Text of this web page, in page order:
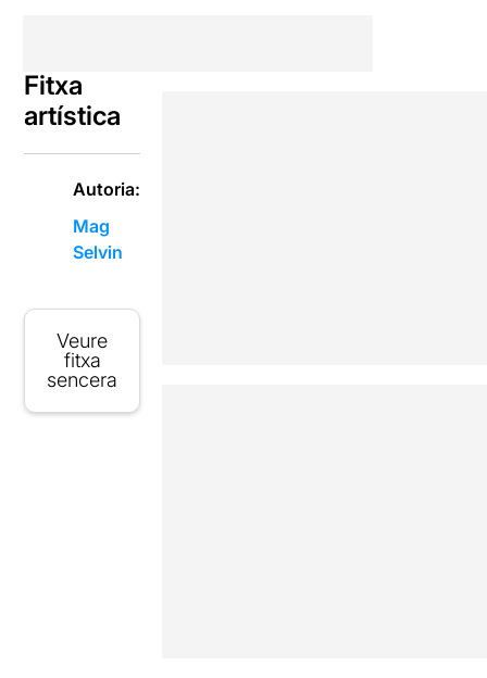
Fitxa
artística
Autoria:
Mag
Selvin
Veure
fitxa
sencera